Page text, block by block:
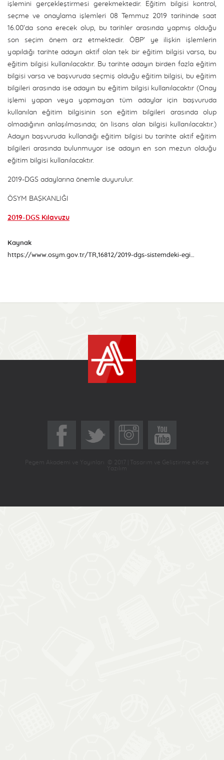
işlemini gerçekleştirmesi gerekmektedir. Eğitim bilgisi kontrol,
seçme ve onaylama işlemleri 08 Temmuz 2019 tarihinde saat
16.00’da sona erecek olup, bu tarihler arasında yapmış olduğu
son seçim önem arz etmektedir. ÖBP’ ye ilişkin işlemlerin
yapıldığı tarihte adayın aktif olan tek bir eğitim bilgisi varsa, bu
eğitim bilgisi kullanılacaktır. Bu tarihte adayın birden fazla eğitim
bilgisi varsa ve başvuruda seçmiş olduğu eğitim bilgisi, bu eğitim
bilgileri arasında ise adayın bu eğitim bilgisi kullanılacaktır (Onay
işlemi yapan veya yapmayan tüm adaylar için başvuruda
kullanılan eğitim bilgisinin son eğitim bilgileri arasında olup
olmadığının anlaşılmasında; ön lisans alan bilgisi kullanılacaktır.)
Adayın başvuruda kullandığı eğitim bilgisi bu tarihte aktif eğitim
bilgileri arasında bulunmuyor ise adayın en son mezun olduğu
eğitim bilgisi kullanılacaktır.
2019-DGS adaylarına önemle duyurulur.
ÖSYM BAŞKANLIĞI
2019-DGS Kılavuzu
Kaynak
https://www.osym.gov.tr/TR,16812/2019-dgs-sistemdeki-egitim-bilgilerinin-adaylar-tarafindan-kontrolu-ve-egitim-bilgisi-secme-islemi-02072019.html
Pegem Akademi ve Yayınları © 2017 | Tasarım ve Geliştirme eKare
Yazılım